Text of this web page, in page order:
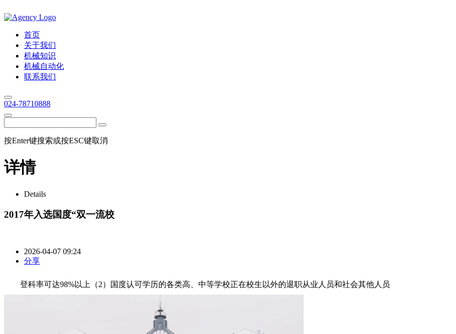
首页
关于我们
机械知识
机械自动化
联系我们
024-78710888
按Enter键搜索或按ESC键取消
详情
Details
2017年入选国度“双一流校
2026-04-07 09:24
分享
登科率可达98%以上（2）国度认可学历的各类高、中等学校正在校生以外的退职从业人员和社会其他人员